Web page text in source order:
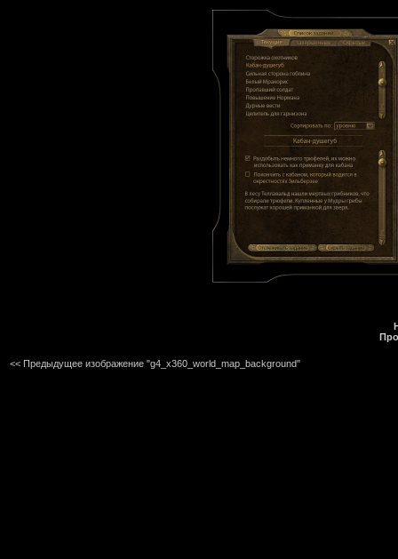
<< Предыдущее изображение "g4_x360_world_map_background"